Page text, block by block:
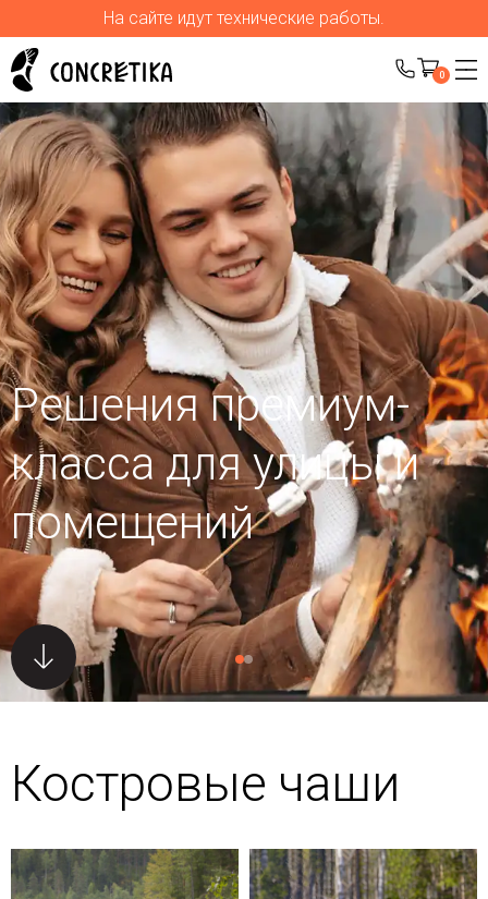
На сайте идут технические работы.
0
Решения премиум-
класса для улицыи
помещений
Костровые чаши